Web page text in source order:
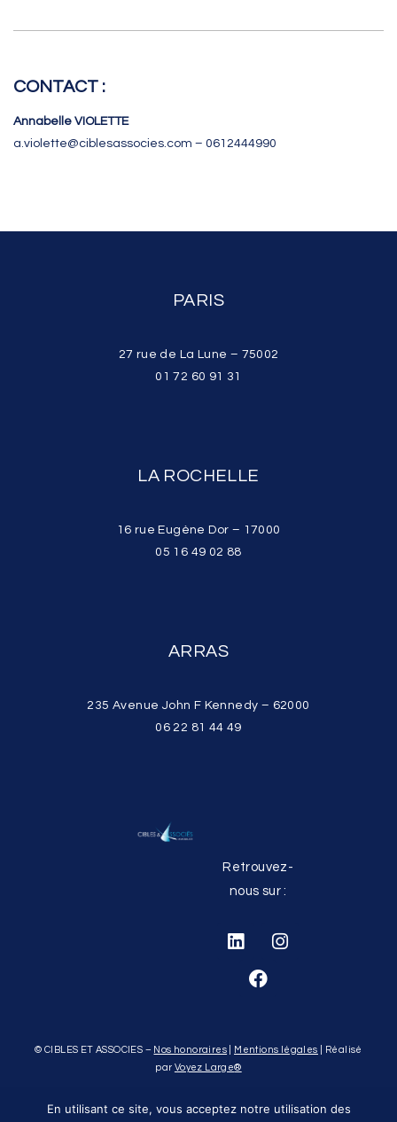
CONTACT :
Annabelle VIOLETTE
a.violette@ciblesassocies.com – 0612444990
PARIS
27 rue de La Lune – 75002
01 72 60 91 31
LA ROCHELLE
16 rue Eugène Dor – 17000
05 16 49 02 88
ARRAS
235 Avenue John F Kennedy – 62000
06 22 81 44 49
Retrouvez-
nous sur :
© CIBLES ET ASSOCIES – Nos honoraires Mentions légales | Réalisé
par Voyez Large®
En utilisant ce site, vous acceptez notre utilisation des